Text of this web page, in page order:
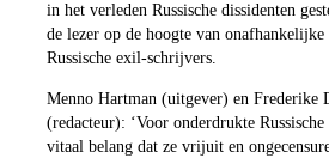
in het verleden Russische dissidenten
de lezer op de hoogte van
Russische exil-schrijvers.
Menno Hartman (uitgever) en Frederike
(redacteur): ‘Voor onderdrukte
vitaal belang dat ze vrijuit en